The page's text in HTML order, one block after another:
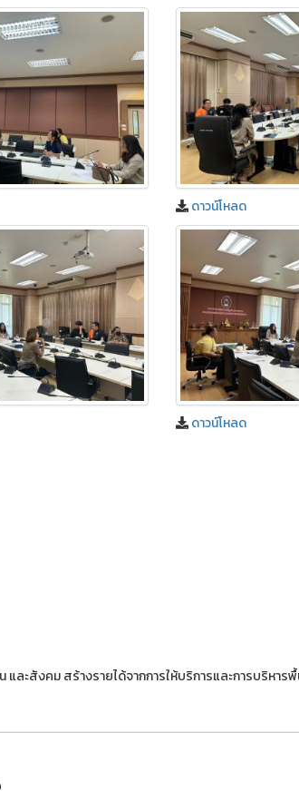
ดาวน์โหลด
ดาวน์โหลด
ะสังคม สร้างรายได้จากการให้บริการและการบริหาร